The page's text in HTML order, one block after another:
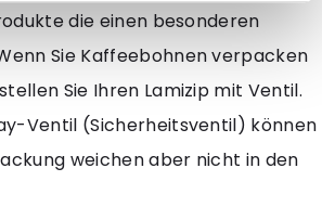
die einen besonderen
Sie Kaffeebohnen verpacken
Sie Ihren Lamizip mit Ventil.
Ventil (Sicherheitsventil) können
weichen aber nicht in den